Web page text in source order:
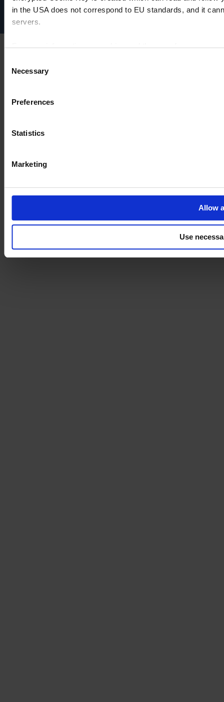
in the USA does not correspond to EU standards, and it
servers.
For more information on cookies and the use of your
Selection
Necessary
Preferences
Statistics
Marketing
Allow
Use
Cookie settings